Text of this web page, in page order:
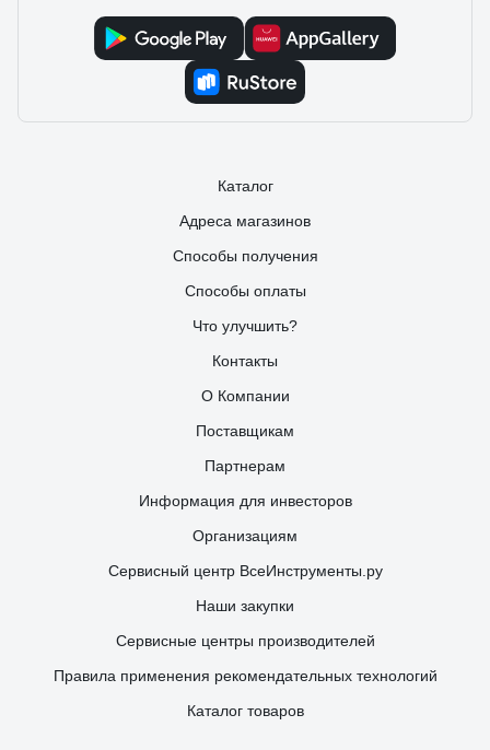
Каталог
Адреса магазинов
Способы получения
Способы оплаты
Что улучшить?
Контакты
О Компании
Поставщикам
Партнерам
Информация для инвесторов
Организациям
Сервисный центр ВсеИнструменты.ру
Наши закупки
Сервисные центры производителей
Правила применения рекомендательных технологий
Каталог товаров